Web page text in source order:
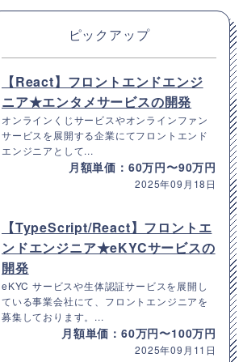
ピックアップ
【React】フロントエンドエンジ
ニア★エンタメサービスの開発
オンラインくじサービスやオンラインファン
サービスを展開する企業にてフロントエンド
エンジニアとして...
月額単価：60万円〜90万円
2025年09月18日
【TypeScript/React】フロントエ
ンドエンジニア★eKYCサービスの
開発
eKYC サービスや生体認証サービスを展開し
ている事業会社にて、フロントエンジニアを
募集しております。...
月額単価：60万円〜100万円
2025年09月11日